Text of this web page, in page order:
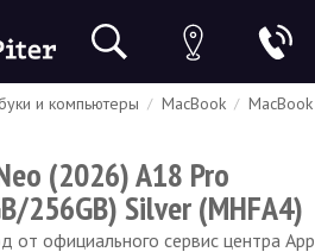
Спецпредложения Скидки
и компьютеры MacBook MacBook
(2026) A18 Pro
256GB) Silver (MHFA4)
от официального сервис центра